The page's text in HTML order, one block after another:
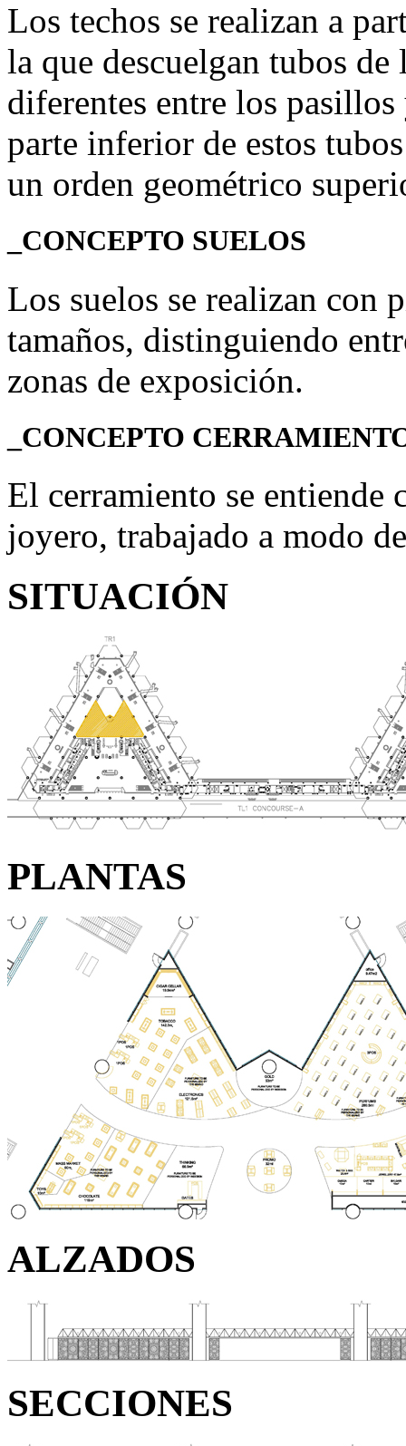
Los techos se realizan a
la que descuelgan tubos
diferentes entre los
parte inferior de estos
un orden geométrico
_CONCEPTO SUELOS
Los suelos se realizan con
tamaños, distinguiendo
zonas de exposición.
_CONCEPTO
El cerramiento se
joyero, trabajado a modo
SITUACIÓN
PLANTAS
ALZADOS
SECCIONES